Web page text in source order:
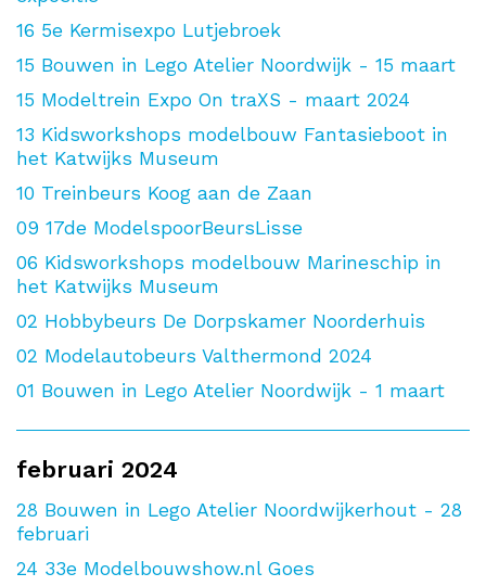
16 5e Kermisexpo Lutjebroek
15 Bouwen in Lego Atelier Noordwijk - 15 maart
15 Modeltrein Expo On traXS - maart 2024
13 Kidsworkshops modelbouw Fantasieboot in
het Katwijks Museum
10 Treinbeurs Koog aan de Zaan
09 17de ModelspoorBeursLisse
06 Kidsworkshops modelbouw Marineschip in
het Katwijks Museum
02 Hobbybeurs De Dorpskamer Noorderhuis
02 Modelautobeurs Valthermond 2024
01 Bouwen in Lego Atelier Noordwijk - 1 maart
februari 2024
28 Bouwen in Lego Atelier Noordwijkerhout - 28
februari
24 33e Modelbouwshow.nl Goes